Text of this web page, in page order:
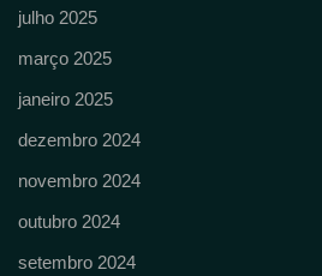
julho 2025
março 2025
janeiro 2025
dezembro 2024
novembro 2024
outubro 2024
setembro 2024